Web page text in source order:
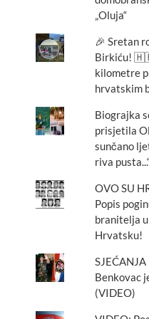
„Oluja“
🎉 Sretan
Birkiću!
kilometre
hrvatskim
Biograjka
prisjetila
sunčano
riva
OVO SU
Popis
branitelja
Hrvatsku!
Benkovac
(VIDEO)